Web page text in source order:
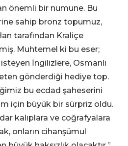
önemli bir numune. Bu
sahip bronz topumuz,
tarafından Kraliçe
Muhtemel ki bu eser;
isteyen İngilizlere, Osmanlı
gönderdiği hediye top.
bu ecdad şaheserini
için büyük bir sürpriz oldu.
kalıplara ve coğrafyalara
onların cihanşümul